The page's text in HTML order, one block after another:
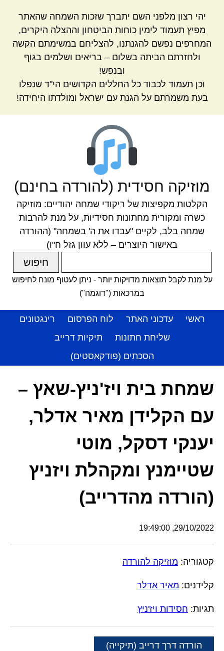
יהי רצון מלפני השם יתברך שזכות השמחה שהאתר
מפיץ תעמוד לימין כוחות הביטחון וההצלה היקרים,
המחרפים נפשם להגנתנו, להצליחם במשימתם הקשה
ולחזרתם הביתה בשלום – בריאים ושלמים בגוף
ובנפש!
וכן תעמוד לכבוד כל החללים הקדושים הי"ד שנפלו
בעת משמרתם על הגנת עם ישראל ומולדתו היחידה!
מוזיקה חסידית (להורדה בחינם)
הקלטות מקפיצות של ריקודי שמחה יהודיים: מוזיקה
כשרה ומקורית מחתונות חסידיות, על מנת להרבות
שמחה בלב, לקיים "עבדו את ה' בשמחה" (ההורדה
באישור היוצרים – ללא עוון גזל ח"ו)
על מנת לקבל תוצאות מדויקות יותר - ניתן לעטוף מונח לחיפוש
במרכאות ("דוגמה")
ראשי עדכוני האתר לוח הפרסום
רינגטונים
שליחת חתונות
תיקיות דרייב
הסכתים (פודקאסטים)
שמחת בית ויז'ניץ-שאץ –
עם הקלידן מאיר אדלר,
יענקי דסקל, מוטי
שטיימנץ ומקהלת ויזניץ
(הורדה מהדרייב)
29/10/2022, 19:49:00
קטגוריה: מוזיקה להורדה
קלידנים: מאיר אדלר
תגיות: חסידות ויז'ניץ
הורדה דרך דרייב (תיקייה)